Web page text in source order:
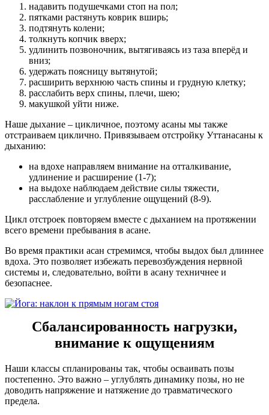
надавить подушечками стоп на пол;
пятками растянуть коврик вширь;
подтянуть колени;
толкнуть копчик вверх;
удлинить позвоночник, вытягиваясь из таза вперëд и
вниз;
удержать поясницу вытянутой;
расширить верхнюю часть спины и грудную клетку;
расслабить верх спины, плечи, шею;
макушкой уйти ниже.
Наше дыхание – цикличное, поэтому асаны мы также
отстраиваем циклично. Привязываем отстройку Уттанасаны к
дыханию:
на вдохе направляем внимание на отталкивание,
удлинение и расширение (1-7);
на выдохе наблюдаем действие силы тяжести,
расслабление и углубление ощущений (8-9).
Цикл отстроек повторяем вместе с дыханием на протяжении
всего времени пребывания в асане.
Во время практики асан стремимся, чтобы выдох был длиннее
вдоха. Это позволяет избежать перевозбуждения нервной
системы и, следовательно, войти в асану техничнее и
безопаснее.
Сбалансированность нагрузки,
внимание к ощущениям
Наши классы спланированы так, чтобы осваивать позы
постепенно. Это важно – углублять динамику позы, но не
доводить напряжение и натяжение до травматического
предела.